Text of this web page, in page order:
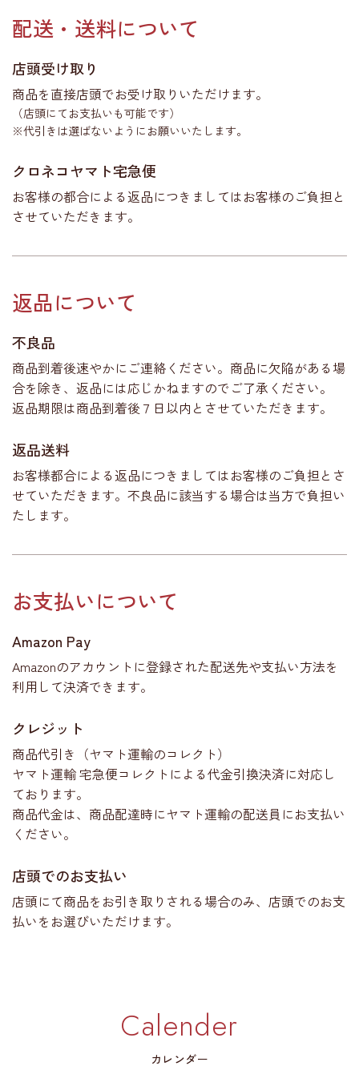
配送・送料について
店頭受け取り
商品を直接店頭でお受け取りいただけます。
（店頭にてお支払いも可能です）
※代引きは選ばないようにお願いいたします。
クロネコヤマト宅急便
お客様の都合による返品につきましてはお客様のご負担と
させていただきます。
返品について
不良品
商品到着後速やかにご連絡ください。商品に欠陥がある場
合を除き、返品には応じかねますのでご了承ください。
返品期限は商品到着後７日以内とさせていただきます。
返品送料
お客様都合による返品につきましてはお客様のご負担とさ
せていただきます。不良品に該当する場合は当方で負担い
たします。
お支払いについて
Amazon Pay
Amazonのアカウントに登録された配送先や支払い方法を
利用して決済できます。
クレジット
商品代引き（ヤマト運輸のコレクト）
ヤマト運輸 宅急便コレクトによる代金引換決済に対応し
ております。
商品代金は、商品配達時にヤマト運輸の配送員にお支払い
ください。
店頭でのお支払い
店頭にて商品をお引き取りされる場合のみ、店頭でのお支
払いをお選びいただけます。
Calender
カレンダー